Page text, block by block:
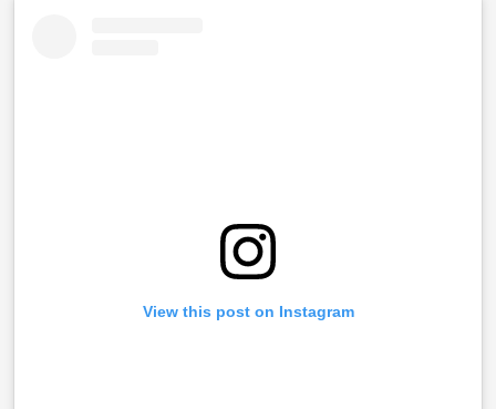
View this post on Instagram